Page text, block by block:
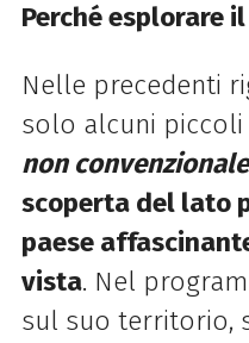
Perché esplorare
Nelle precedenti
solo alcuni
non convenzionale
scoperta del lato
paese
vista. Nel
sul suo territorio,